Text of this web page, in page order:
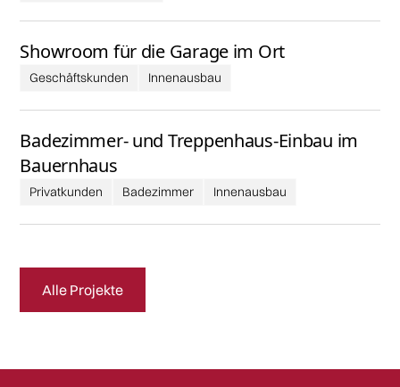
Showroom für die Garage im Ort
Geschäftskunden Innenausbau
Badezimmer- und Treppenhaus-Einbau im
Bauernhaus
Privatkunden Badezimmer Innenausbau
Alle Projekte